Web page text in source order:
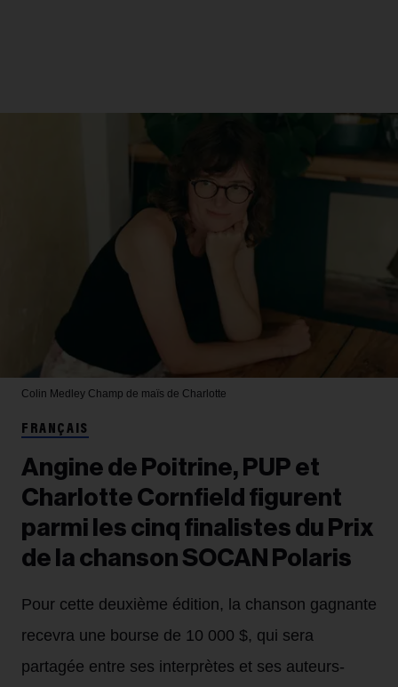
Colin Medley Champ de maïs de Charlotte
FRANÇAIS
Angine de Poitrine, PUP et
Charlotte Cornfield figurent
parmi les cinq finalistes du Prix
de la chanson SOCAN Polaris
Pour cette deuxième édition, la chanson gagnante
recevra une bourse de 10 000 $, qui sera
partagée entre ses interprètes et ses auteurs-